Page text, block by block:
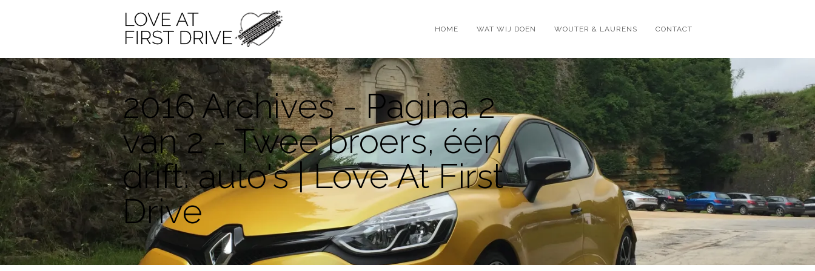
HOME WAT WIJ DOEN WOUTER & LAURENS CONTACT
2016 Archives - Pagina 2
van 2 - Twee broers, één
drift: auto's | Love At First
Drive